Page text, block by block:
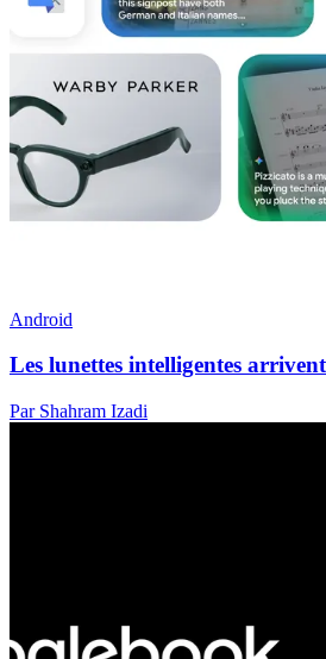
Android
Les lunettes intelligentes
Par Shahram Izadi